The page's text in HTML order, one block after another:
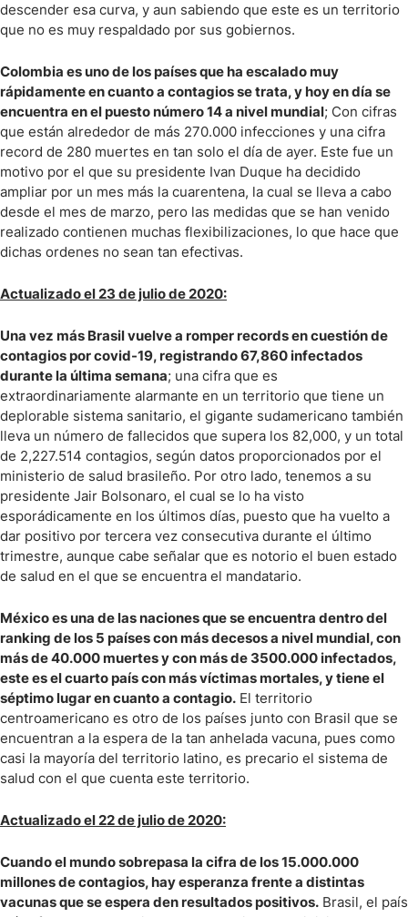
descender esa curva, y aun sabiendo que este es un territorio
que no es muy respaldado por sus gobiernos.
Colombia es uno de los países que ha escalado muy
rápidamente en cuanto a contagios se trata, y hoy en día se
encuentra en el puesto número 14 a nivel mundial; Con cifras
que están alrededor de más 270.000 infecciones y una cifra
record de 280 muertes en tan solo el día de ayer. Este fue un
motivo por el que su presidente Ivan Duque ha decidido
ampliar por un mes más la cuarentena, la cual se lleva a cabo
desde el mes de marzo, pero las medidas que se han venido
realizado contienen muchas flexibilizaciones, lo que hace que
dichas ordenes no sean tan efectivas.
Actualizado el 23 de julio de 2020:
Una vez más Brasil vuelve a romper records en cuestión de
contagios por covid-19, registrando 67,860 infectados
durante la última semana; una cifra que es
extraordinariamente alarmante en un territorio que tiene un
deplorable sistema sanitario, el gigante sudamericano también
lleva un número de fallecidos que supera los 82,000, y un total
de 2,227.514 contagios, según datos proporcionados por el
ministerio de salud brasileño. Por otro lado, tenemos a su
presidente Jair Bolsonaro, el cual se lo ha visto
esporádicamente en los últimos días, puesto que ha vuelto a
dar positivo por tercera vez consecutiva durante el último
trimestre, aunque cabe señalar que es notorio el buen estado
de salud en el que se encuentra el mandatario.
México es una de las naciones que se encuentra dentro del
ranking de los 5 países con más decesos a nivel mundial, con
más de 40.000 muertes y con más de 3500.000 infectados,
este es el cuarto país con más víctimas mortales, y tiene el
séptimo lugar en cuanto a contagio. El territorio
centroamericano es otro de los países junto con Brasil que se
encuentran a la espera de la tan anhelada vacuna, pues como
casi la mayoría del territorio latino, es precario el sistema de
salud con el que cuenta este territorio.
Actualizado el 22 de julio de 2020:
Cuando el mundo sobrepasa la cifra de los 15.000.000
millones de contagios, hay esperanza frente a distintas
vacunas que se espera den resultados positivos. Brasil, el país